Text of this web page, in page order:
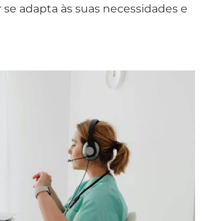
adapta às suas necessidades e